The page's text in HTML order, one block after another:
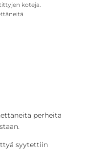
koteja.
perheitä
syytettiin